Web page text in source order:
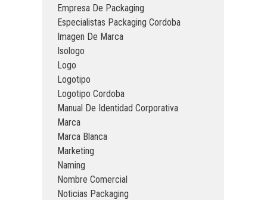
Empresa De Packaging
Especialistas Packaging Cordoba
Imagen De Marca
Isologo
Logo
Logotipo
Logotipo Cordoba
Manual De Identidad Corporativa
Marca
Marca Blanca
Marketing
Naming
Nombre Comercial
Noticias Packaging